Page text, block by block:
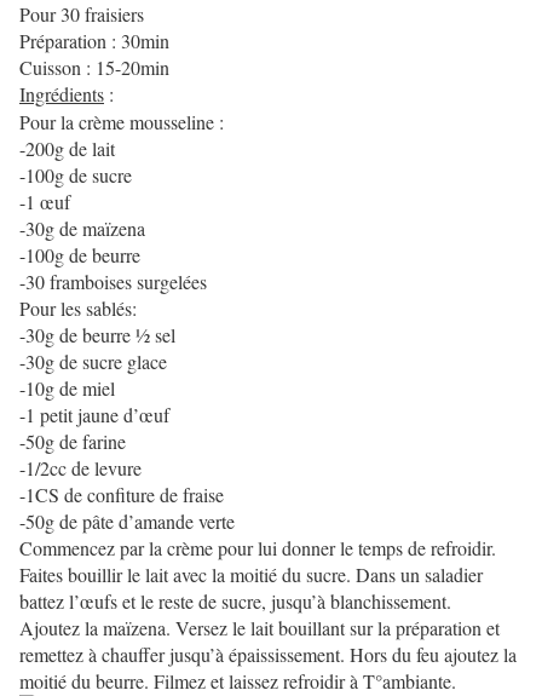
Pour 30 fraisiers
Préparation : 30min
Cuisson : 15-20min
Ingrédients :
Pour la crème mousseline :
-200g de lait
-100g de sucre
-1 œuf
-30g de maïzena
-100g de beurre
-30 framboises surgelées
Pour les sablés:
-30g de beurre ½ sel
-30g de sucre glace
-10g de miel
-1 petit jaune d’œuf
-50g de farine
-1/2cc de levure
-1CS de confiture de fraise
-50g de pâte d’amande verte
Commencez par la crème pour lui donner le temps de refroidir.
Faites bouillir le lait avec la moitié du sucre. Dans un saladier
battez l’œufs et le reste de sucre, jusqu’à blanchissement.
Ajoutez la maïzena. Versez le lait bouillant sur la préparation et
remettez à chauffer jusqu’à épaississement. Hors du feu ajoutez la
moitié du beurre. Filmez et laissez refroidir à T°ambiante.